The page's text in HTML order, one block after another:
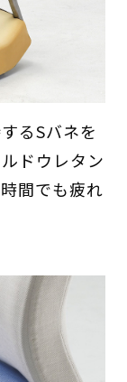
るSバネを
ドウレタン
間でも疲れ